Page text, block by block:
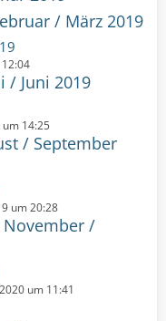
/ März 2019
/ Juni 2019
um 14:25
/ September
um 20:28
November /
um 11:41